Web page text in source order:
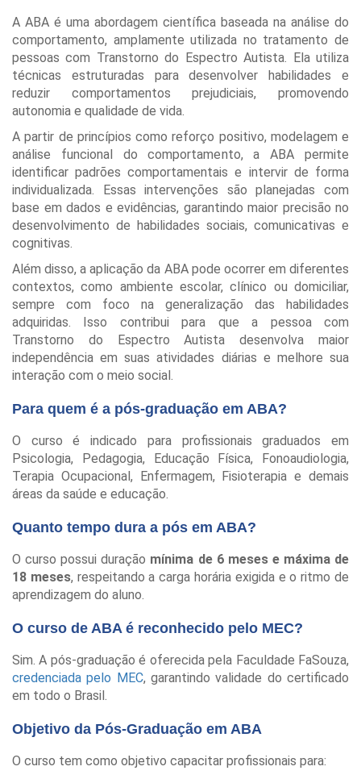
A ABA é uma abordagem científica baseada na análise do
comportamento, amplamente utilizada no tratamento de
pessoas com Transtorno do Espectro Autista. Ela utiliza
técnicas estruturadas para desenvolver habilidades e
reduzir comportamentos prejudiciais, promovendo
autonomia e qualidade de vida.
A partir de princípios como reforço positivo, modelagem e
análise funcional do comportamento, a ABA permite
identificar padrões comportamentais e intervir de forma
individualizada. Essas intervenções são planejadas com
base em dados e evidências, garantindo maior precisão no
desenvolvimento de habilidades sociais, comunicativas e
cognitivas.
Além disso, a aplicação da ABA pode ocorrer em diferentes
contextos, como ambiente escolar, clínico ou domiciliar,
sempre com foco na generalização das habilidades
adquiridas. Isso contribui para que a pessoa com
Transtorno do Espectro Autista desenvolva maior
independência em suas atividades diárias e melhore sua
interação com o meio social.
Para quem é a pós-graduação em ABA?
O curso é indicado para profissionais graduados em
Psicologia, Pedagogia, Educação Física, Fonoaudiologia,
Terapia Ocupacional, Enfermagem, Fisioterapia e demais
áreas da saúde e educação.
Quanto tempo dura a pós em ABA?
O curso possui duração mínima de 6 meses e máxima de
18 meses, respeitando a carga horária exigida e o ritmo de
aprendizagem do aluno.
O curso de ABA é reconhecido pelo MEC?
Sim. A pós-graduação é oferecida pela Faculdade FaSouza,
credenciada pelo MEC, garantindo validade do certificado
em todo o Brasil.
Objetivo da Pós-Graduação em ABA
O curso tem como objetivo capacitar profissionais para: